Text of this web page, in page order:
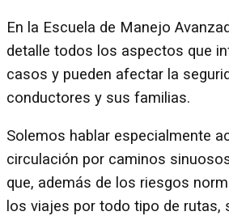
En la Escuela de Manejo
detalle todos los aspectos que
casos y pueden afectar la
conductores y sus familias.
Solemos hablar especialmente
circulación por caminos
que, además de los riesgos
los viajes por todo tipo de rutas,